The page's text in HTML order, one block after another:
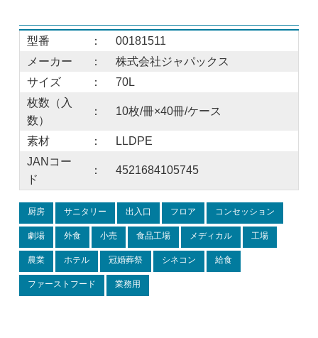
型番 ：
00181511
メーカー
：
株式会社ジャパックス
サイズ
：
70L
枚数（入
数）
： 10枚/冊×40冊/ケース
素材 ：
LLDPE
JANコー
ド
： 4521684105745
厨房 サニタリー 出入口 フロア コンセッション
劇場 外食 小売 食品工場 メディカル 工場
農業 ホテル 冠婚葬祭 シネコン 給食
ファーストフード 業務用